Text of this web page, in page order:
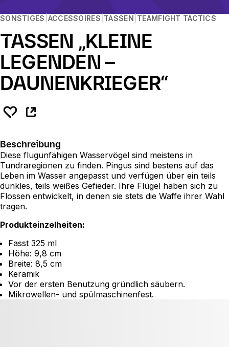
SONSTIGES ACCESSOIRES TASSEN TEAMFIGHT TACTICS
TASSEN „KLEINE
LEGENDEN –
DAUNENKRIEGER“
Beschreibung
Diese flugunfähigen Wasservögel sind meistens in
Tundraregionen zu finden. Pingus sind bestens auf das
Leben im Wasser angepasst und verfügen über ein teils
dunkles, teils weißes Gefieder. Ihre Flügel haben sich zu
Flossen entwickelt, in denen sie stets die Waffe ihrer Wahl
tragen.
Produkteinzelheiten:
Fasst 325 ml
Höhe: 9,8 cm
Breite: 8,5 cm
Keramik
Vor der ersten Benutzung gründlich säubern.
Mikrowellen- und spülmaschinenfest.